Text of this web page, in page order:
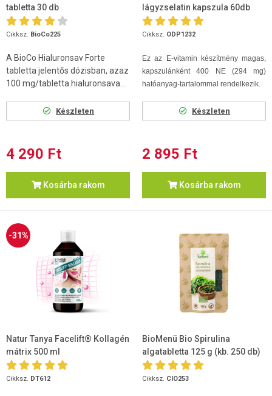
tabletta 30 db
Cikksz. BioCo225
A BioCo Hialuronsav Forte
tabletta jelentős dózisban, azaz
100 mg/tabletta hialuronsava...
Készleten
4 290 Ft
Kosárba rakom
lágyzselatin kapszula 60db
Cikksz. ODP1232
Ez az E-vitamin készítmény magas,
kapszulánként 400 NE (294 mg)
hatóanyag-tartalommal rendelkezik.
Készleten
2 895 Ft
Kosárba rakom
-31%
Natur Tanya Facelift® Kollagén
mátrix 500 ml
Cikksz. DT612
BioMenü Bio Spirulina
algatabletta 125 g (kb. 250 db)
Cikksz. CIO253